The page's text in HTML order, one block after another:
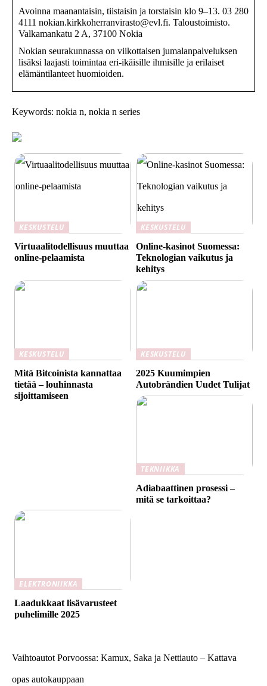
Avoinna maanantaisin, tiistaisin ja torstaisin klo 9–13. 03 280
4111 nokian.kirkkoherranvirasto@evl.fi. Taloustoimisto.
Valkamankatu 2 A, 37100 Nokia
Nokian seurakunnassa on viikottaisen jumalanpalveluksen
lisäksi laajasti toimintaa eri-ikäisille ihmisille ja erilaiset
elämäntilanteet huomioiden.
Keywords: nokia n, nokia n series
KESKUSTELU
Virtuaalitodellisuus muuttaa
online-pelaamista
KESKUSTELU
Online-kasinot Suomessa:
Teknologian vaikutus ja
kehitys
KESKUSTELU
Mitä Bitcoinista kannattaa
tietää – louhinnasta
sijoittamiseen
KESKUSTELU
2025 Kuumimpien
Autobrändien Uudet Tulijat
TEKNIIKKA
Adiabaattinen prosessi –
mitä se tarkoittaa?
ELEKTRONIIKKA
Laadukkaat lisävarusteet
puhelimille 2025
Vaihtoautot Porvoossa: Kamux, Saka ja Nettiauto – Kattava
opas autokauppaan